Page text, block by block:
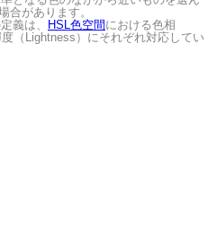
合があります。
義は、
HSL色空間 における色相
（Lightness）にそれぞれ対応してい